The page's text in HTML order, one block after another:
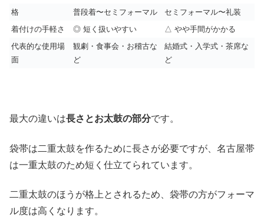
格
普段着〜セミフォーマル
セミフォーマル〜礼装
着付けの手軽さ
◎ 短く扱いやすい
△ やや手間がかかる
代表的な使用場
面
観劇・食事会・お稽古な
ど
結婚式・入学式・茶席な
ど
最大の違いは長さとお太鼓の部分です。
袋帯は二重太鼓を作るために長さが必要ですが、名古屋帯
は一重太鼓のため短く仕立てられています。
二重太鼓のほうが格上とされるため、袋帯の方がフォーマ
ル度は高くなります。